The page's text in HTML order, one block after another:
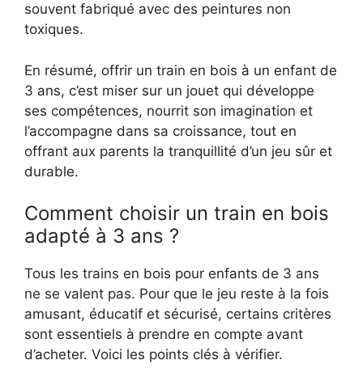
souvent fabriqué avec des peintures non
toxiques.
En résumé, offrir un train en bois à un enfant de
3 ans, c’est miser sur un jouet qui développe
ses compétences, nourrit son imagination et
l’accompagne dans sa croissance, tout en
offrant aux parents la tranquillité d’un jeu sûr et
durable.
Comment choisir un train en bois
adapté à 3 ans ?
Tous les trains en bois pour enfants de 3 ans
ne se valent pas. Pour que le jeu reste à la fois
amusant, éducatif et sécurisé, certains critères
sont essentiels à prendre en compte avant
d’acheter. Voici les points clés à vérifier.